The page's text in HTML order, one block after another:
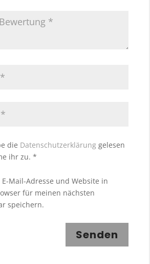
die Datenschutzerklärunggelesen
ihr zu. *
E-Mail-Adresse und Website in
für meinen nächsten
speichern.
Senden